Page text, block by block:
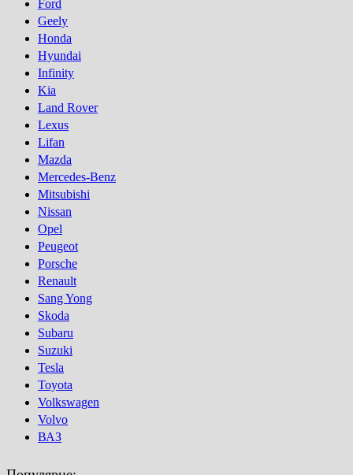
Ford
Geely
Honda
Hyundai
Infinity
Kia
Land Rover
Lexus
Lifan
Mazda
Mercedes-Benz
Mitsubishi
Nissan
Opel
Peugeot
Porsсhe
Renault
Sang Yong
Skoda
Subaru
Suzuki
Tesla
Toyota
Volkswagen
Volvo
ВАЗ